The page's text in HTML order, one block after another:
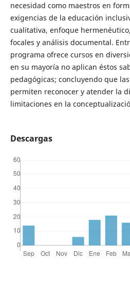
necesidad como maestros en
exigencias de la educación
cualitativa, enfoque
focales y análisis documental.
programa ofrece cursos en
en su mayoría no aplican éstos
pedagógicas; concluyendo que
permiten reconocer y atender la
limitaciones en la
Descargas